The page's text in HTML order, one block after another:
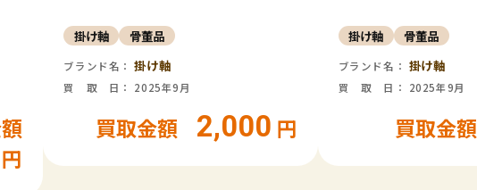
円
掛け軸 骨董品
ブランド名：掛け軸
買 取 日： 2025年9月
買取金額 2,000 円
掛け軸 骨董品
ブランド名： 掛け軸
買 取 日： 2025年9月
買取金額